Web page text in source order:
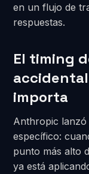
en un flujo de
respuestas.
El timing
importa
Anthropic
específico:
punto más alto
ya está